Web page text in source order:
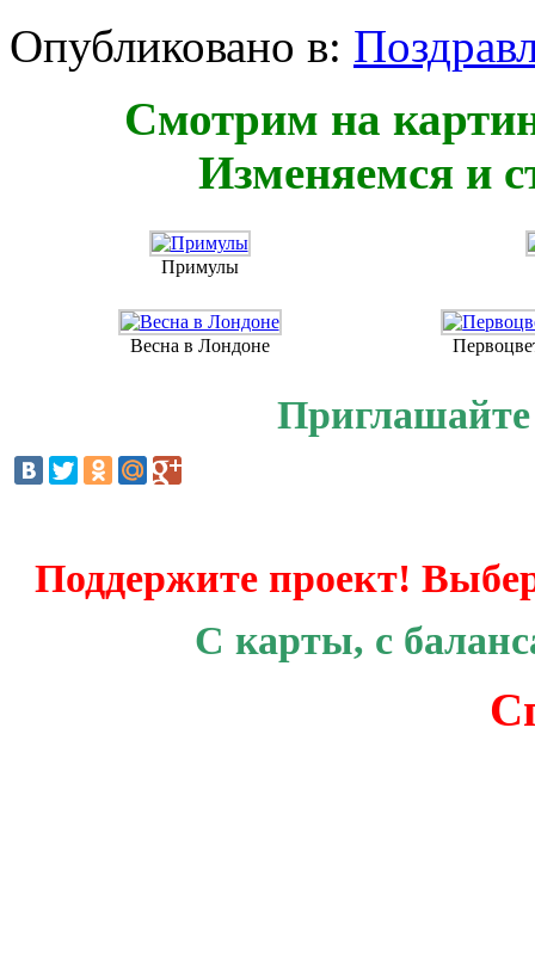
Опубликовано в:
Смотрим на
Изменяемся и
Примулы
Весна в Лондоне
Приглашайте
Поддержите проект!
С карты, с